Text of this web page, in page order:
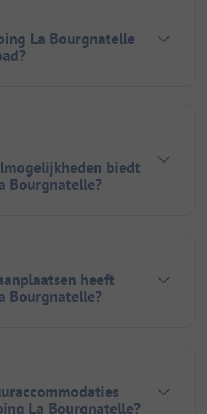
La Bourgnatelle
biedt
Bourgnatelle?
heeft
Bourgnatelle?
La Bourgnatelle?